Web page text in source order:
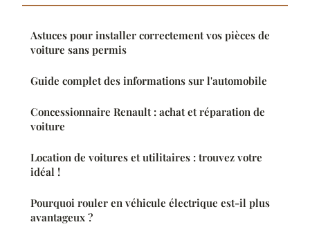
Astuces pour installer correctement vos pièces de
voiture sans permis
Guide complet des informations sur l'automobile
Concessionnaire Renault : achat et réparation de
voiture
Location de voitures et utilitaires : trouvez votre
idéal !
Pourquoi rouler en véhicule électrique est-il plus
avantageux ?